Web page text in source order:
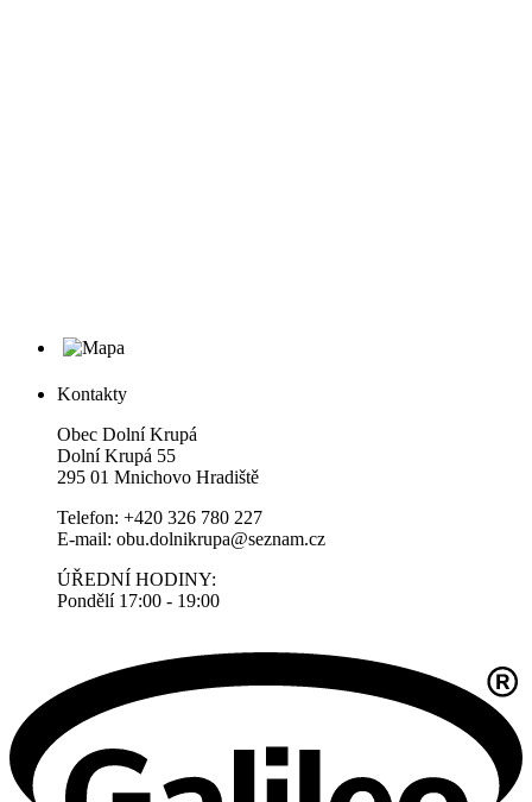
Kontakty
Obec Dolní Krupá
Dolní Krupá 55
295 01 Mnichovo Hradiště
Telefon: +420 326 780 227
E-mail: obu.dolnikrupa@seznam.cz
ÚŘEDNÍ HODINY:
Pondělí 17:00 - 19:00